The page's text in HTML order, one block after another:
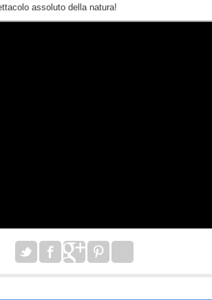
assoluto della natura!